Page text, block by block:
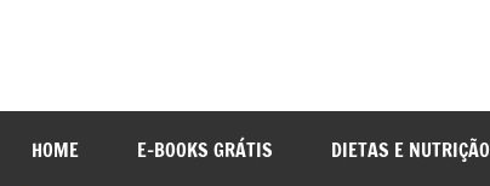
HOME E-BOOKS GRÁTIS DIETAS E NUTRIÇÃO